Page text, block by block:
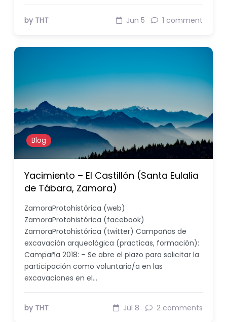
by THT Jun 5 1 comment
Blog
Yacimiento – El Castillón (Santa Eulalia
de Tábara, Zamora)
ZamoraProtohistórica (web)
ZamoraProtohistórica (facebook)
ZamoraProtohistórica (twitter) Campañas de
excavación arqueológica (practicas, formación):
Campaña 2018: – Se abre el plazo para solicitar la
participación como voluntario/a en las
excavaciones en el…
by THT Jul 8 2 comments